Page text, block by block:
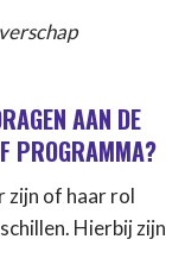
AAN DE
PROGRAMMA?
zijn of haar rol
Hierbij zijn